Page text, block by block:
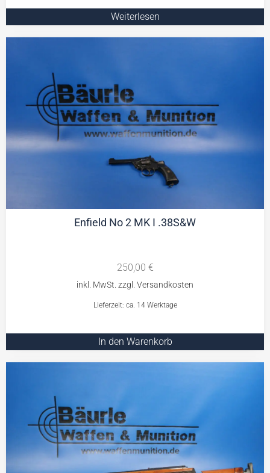
Weiterlesen
Enfield No 2 MK I .38S&W
250,00 €
Lieferzeit: ca. 14 Werktage
In den Warenkorb